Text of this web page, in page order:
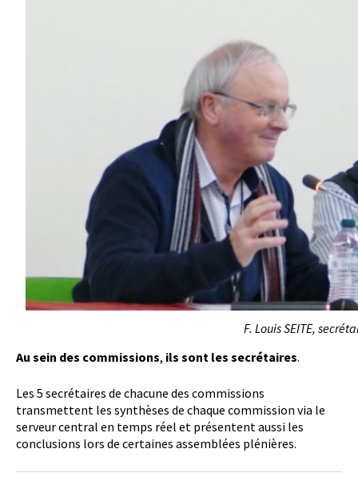
F. Louis SEITE,
Au sein des commissions, ils sont les secrétaires.
Les 5 secrétaires de chacune des commissions
transmettent les synthèses de chaque commission via le
serveur central en temps réel et présentent aussi les
conclusions lors de certaines assemblées plénières.